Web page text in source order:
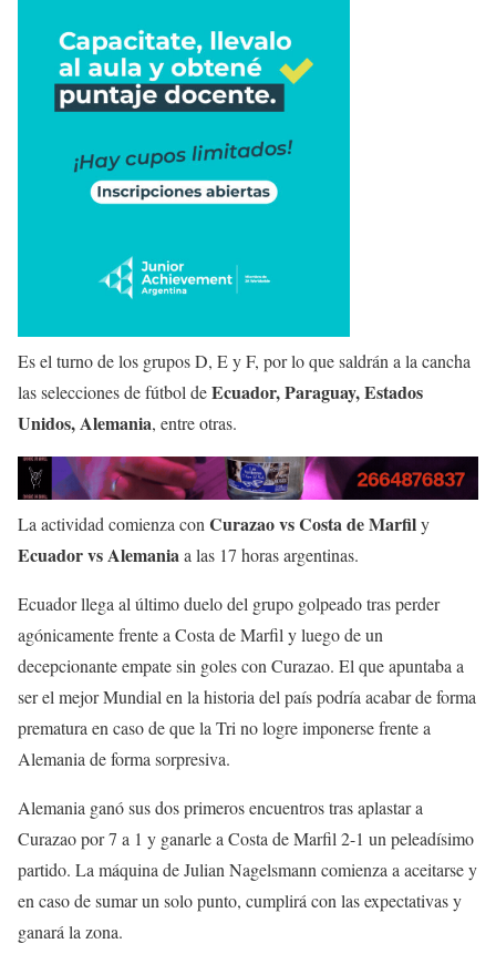
Es el turno de los grupos D, E y F, por lo que saldrán a la cancha
las selecciones de fútbol deEcuador, Paraguay, Estados
Unidos, Alemania, entre otras.
La actividad comienza con Curazao vs Costa de Marfily
Ecuador vs Alemania a las 17 horas argentinas.
Ecuador llega al último duelo del grupo golpeado tras perder
agónicamente frente a Costa de Marfil y luego de un
decepcionante empate sin goles con Curazao. El que apuntaba a
ser el mejor Mundial en la historia del país podría acabar de forma
prematura en caso de que la Tri no logre imponerse frente a
Alemania de forma sorpresiva.
Alemania ganó sus dos primeros encuentros tras aplastar a
Curazao por 7 a 1 y ganarle a Costa de Marfil 2-1 un peleadísimo
partido. La máquina de Julian Nagelsmann comienza a aceitarse y
en caso de sumar un solo punto, cumplirá con las expectativas y
ganará la zona.